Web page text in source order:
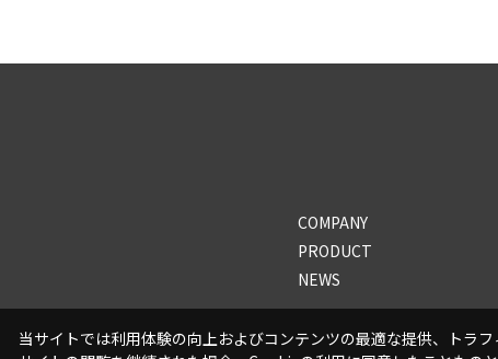
COMPANY
PRODUCT
NEWS
当サイトでは利用体験の向上およびコンテンツの最適な提供、トラ